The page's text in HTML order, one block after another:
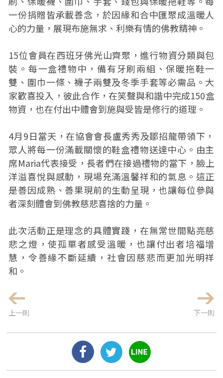
一份捐贈皆承載善念，於因緣和合中匯聚成溫暖人
心的力量，展現布施無求、利樂有情的佛教精神。
15位會員在西班牙佛光山齊聚，進行物資分類與包
裝。每一盒禮物中，備有牙刷兩組、保暖拖鞋一
雙、圍巾一條、襪子兩雙及冬季手套等必需品。大
家歡喜投入，彼此合作，在笑聲與和諧中完成150盒
物資，也在付出中體會到施與受皆是修行的道理。
4月9日當天，在協會會長盧秀秀及鄒招龍帶領下，
眾人將每一份滿載關懷的鞋盒禮物送達中心。由主
席Maria代表接受，長者們在接過禮物的當下，臉上
洋溢喜悅與感動，現場充滿溫馨祥和的氣息。這正
是善因成熟、善果現前的生動呈現，也讓每位參與
者深刻體會到佛教慈悲喜捨的力量。
此次活動正是理念的具體實踐，在無常世間點亮慈
悲之燈，使孤單者感受溫暖，也讓付出者培福增
慧，令善緣不斷延續，社會因慈悲而更加光明祥
和。
上一則 下一則